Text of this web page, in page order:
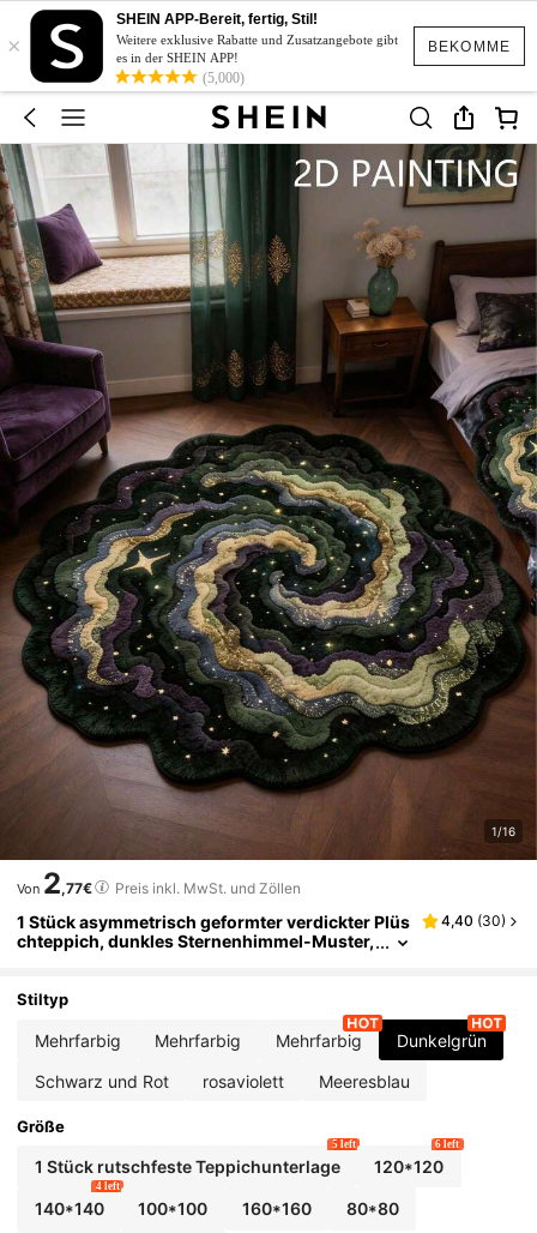
BEKOMME
×
SHEIN APP-Bereit, fertig, Stil!
Weitere exklusive Rabatte und Zusatzangebote gibt
es in der SHEIN APP!
(5,000)
1/16
Von 2,77€ Preis inkl. MwSt. und Zöllen
1 Stück asymmetrisch geformter verdickter Plüs
chteppich, dunkles Sternenhimmel-Muster,
ration, waschbar, Abschlussgeschenk, Einweih
4,40 (30)
Stiltyp
Mehrfarbig Mehrfarbig Mehrfarbig Dunkelgrün
Schwarz und Rot rosaviolett Meeresblau
Größe
1 Stück rutschfeste Teppichunterlage
5 left
120*120
6 left
140*140
4 left
100*100 160*160 80*80